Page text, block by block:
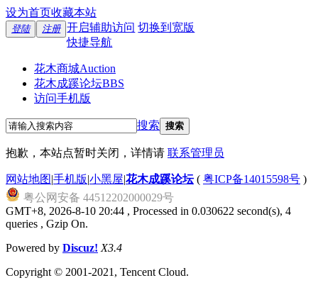
设为首页收藏本站
登陆 注册 开启辅助访问 切换到宽版
快捷导航
花木商城Auction
花木成蹊论坛BBS
访问手机版
搜索 搜索
抱歉，本站点暂时关闭，详情请 联系管理员
网站地图|手机版|小黑屋|花木成蹊论坛( 粤ICP备14015598号 )
粤公网安备 44512202000029号
GMT+8, 2026-8-10 20:44 , Processed in 0.030622 second(s), 4
queries , Gzip On.
Powered by Discuz! X3.4
Copyright © 2001-2021, Tencent Cloud.